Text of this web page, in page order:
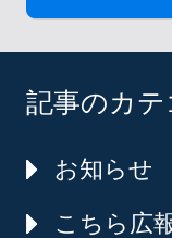
記事のカテ
お知らせ
こちら広